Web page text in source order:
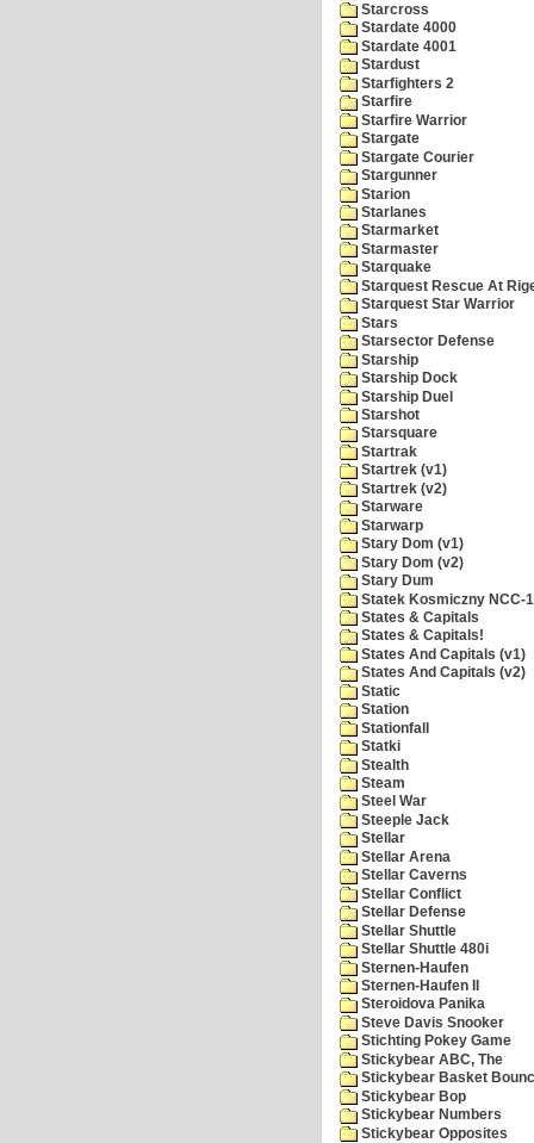
Starcross
Stardate 4000
Stardate 4001
Stardust
Starfighters 2
Starfire
Starfire Warrior
Stargate
Stargate Courier
Stargunner
Starion
Starlanes
Starmarket
Starmaster
Starquake
Starquest Rescue At
Starquest Star Warrior
Stars
Starsector Defense
Starship
Starship Dock
Starship Duel
Starshot
Starsquare
Startrak
Startrek (v1)
Startrek (v2)
Starware
Starwarp
Stary Dom (v1)
Stary Dom (v2)
Stary Dum
Statek Kosmiczny NCC-
States & Capitals
States & Capitals!
States And Capitals (v1)
States And Capitals (v2)
Static
Station
Stationfall
Statki
Stealth
Steam
Steel War
Steeple Jack
Stellar
Stellar Arena
Stellar Caverns
Stellar Conflict
Stellar Defense
Stellar Shuttle
Stellar Shuttle 480i
Sternen-Haufen
Sternen-Haufen II
Steroidova Panika
Steve Davis Snooker
Stichting Pokey Game
Stickybear ABC, The
Stickybear Basket
Stickybear Bop
Stickybear Numbers
Stickybear Opposites